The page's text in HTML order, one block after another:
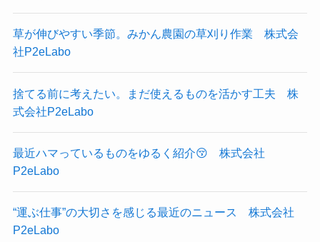
草が伸びやすい季節。みかん農園の草刈り作業 株式会
社P2eLabo
捨てる前に考えたい。まだ使えるものを活かす工夫 株
式会社P2eLabo
最近ハマっているものをゆるく紹介😚 株式会社
P2eLabo
“運ぶ仕事”の大切さを感じる最近のニュース 株式会社
P2eLabo